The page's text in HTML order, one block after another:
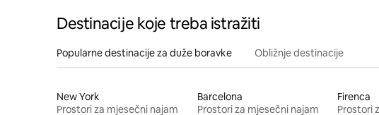
Destinacije koje treba istražiti
Popularne destinacije za duže boravke Obližnje destinacije
New York
Prostori za mjesečni najam
Barcelona
Prostori za mjesečni najam
Firenca
Prostori